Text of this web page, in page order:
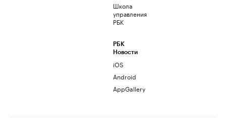
Школа
управления
РБК
РБК
Новости
iOS
Android
AppGallery